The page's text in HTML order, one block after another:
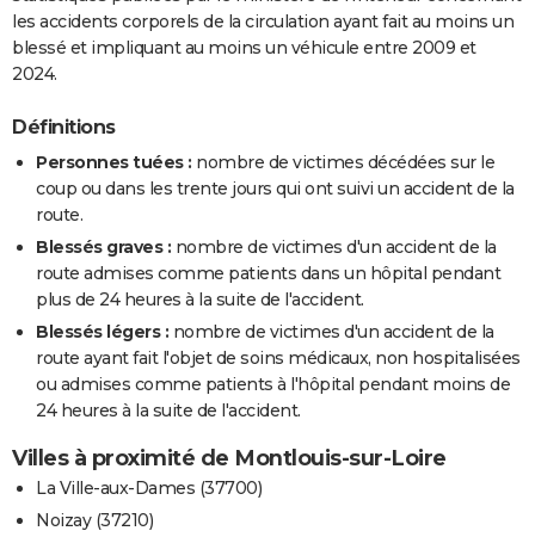
les accidents corporels de la circulation ayant fait au moins un
blessé et impliquant au moins un véhicule entre 2009 et
2024.
Définitions
Personnes tuées : nombre de victimes décédées sur le
coup ou dans les trente jours qui ont suivi un accident de la
route.
Blessés graves : nombre de victimes d'un accident de la
route admises comme patients dans un hôpital pendant
plus de 24 heures à la suite de l'accident.
Blessés légers : nombre de victimes d'un accident de la
route ayant fait l'objet de soins médicaux, non hospitalisées
ou admises comme patients à l'hôpital pendant moins de
24 heures à la suite de l'accident.
Villes à proximité de Montlouis-sur-Loire
La Ville-aux-Dames (37700)
Noizay (37210)